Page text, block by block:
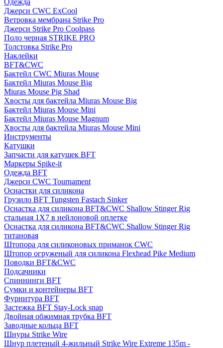
Одежда
Джерси CWC ExCool
Ветровка мембрана Strike Pro
Джерси Strike Pro Coolpass
Поло черная STRIKE PRO
Толстовка Strike Pro
Наклейки
BFT&CWC
Бактейл CWC Miuras Mouse
Бактейл Miuras Mouse Big
Miuras Mouse Pig Shad
Хвосты для бактейла Miuras Mouse Big
Бактейл Miuras Mouse Mini
Бактейл Miuras Mouse Magnum
Хвосты для бактейла Miuras Mouse Mini
Инструменты
Катушки
Запчасти для катушек BFT
Маркеры Spike-it
Одежда BFT
Джерси CWC Tournament
Оснастки для силикона
Грузило BFT Tungsten Fastach Sinker
Оснастка для силикона BFT&CWC Shallow Stinger Rig
стальная 1X7 в нейлоновой оплетке
Оснастка для силикона BFT&CWC Shallow Stinger Rig
титановая
Штопора для силиконовых приманок CWC
Штопор огруженый для силикона Flexhead Pike Medium
Поводки BFT&CWC
Подсачники
Спиннинги BFT
Сумки и контейнеры BFT
Фурнитура BFT
Застежка BFT Stay-Lock snap
Двойная обжимная трубка BFT
Заводные кольца BFT
Шнуры Strike Wire
Шнур плетеный 4-жильный Strike Wire Extreme 135m -